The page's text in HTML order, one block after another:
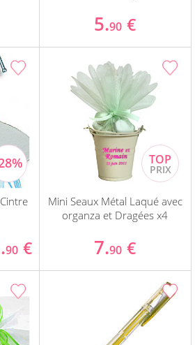
5.90 €
90 €
Mini Seaux Métal Laqué avec
organza et Dragées x4
7.90 €